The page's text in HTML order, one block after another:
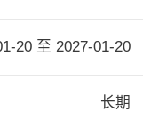
20 至 2027-01-20
长期